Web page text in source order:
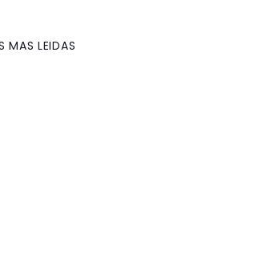
MAS LEIDAS